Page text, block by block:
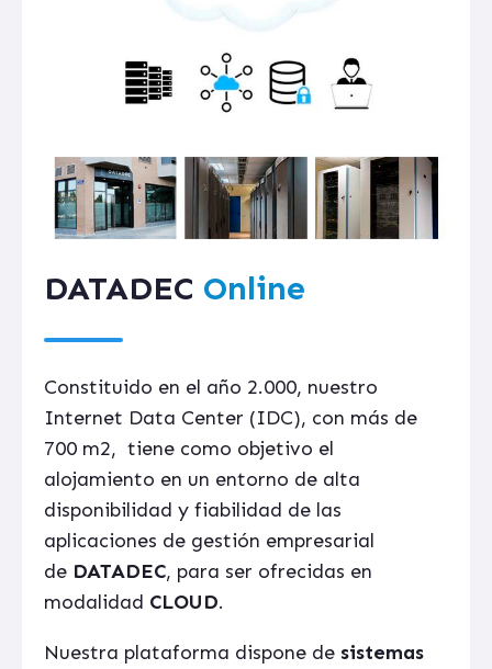
DATADEC Online
Constituido en el año 2.000, nuestro
Internet Data Center (IDC), con más de
700 m2, tiene como objetivo el
alojamiento en un entorno de alta
disponibilidad y fiabilidad de las
aplicaciones de gestión empresarial
de DATADEC, para ser ofrecidas en
modalidad CLOUD.
Nuestra plataforma dispone de sistemas